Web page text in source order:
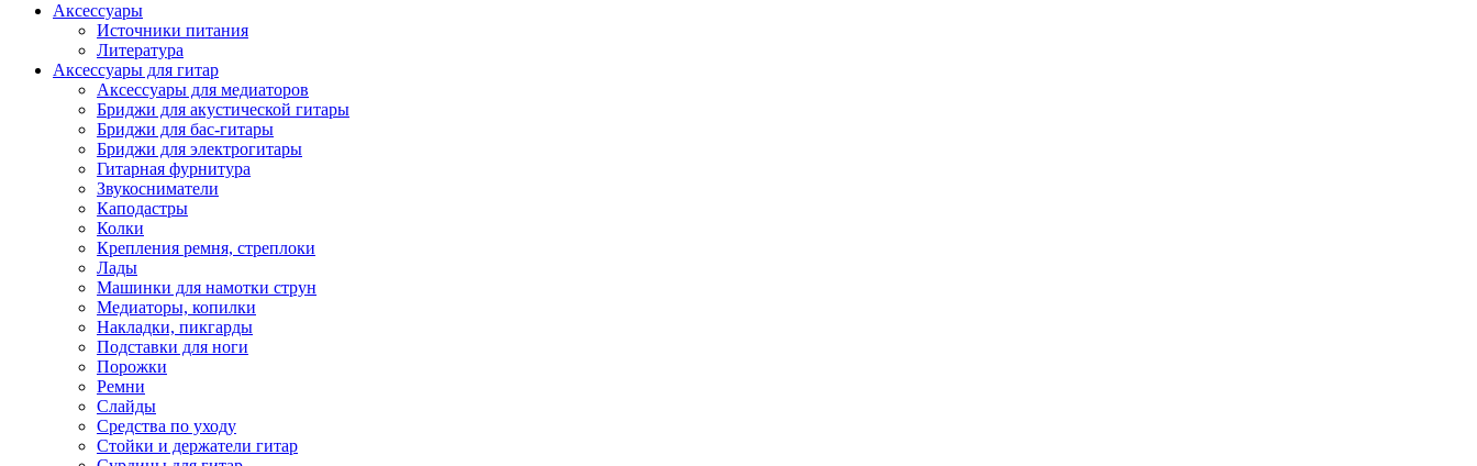
Аксессуары
Источники питания
Литература
Аксессуары для гитар
Аксессуары для медиаторов
Бриджи для акустической гитары
Бриджи для бас-гитары
Бриджи для электрогитары
Гитарная фурнитура
Звукосниматели
Каподастры
Колки
Крепления ремня, стреплоки
Лады
Машинки для намотки струн
Медиаторы, копилки
Накладки, пикгарды
Подставки для ноги
Порожки
Ремни
Слайды
Средства по уходу
Стойки и держатели гитар